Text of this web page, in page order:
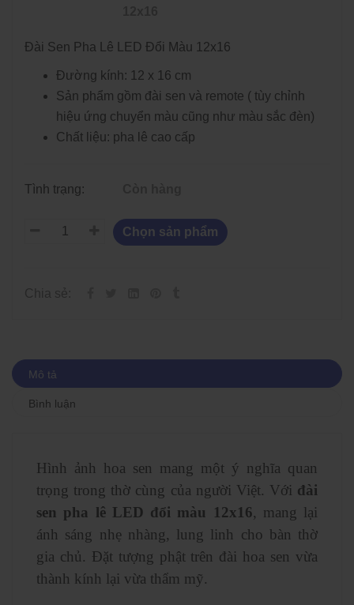
Đài Sen Pha Lê LED Đổi Màu 12x16
Đường kính: 12 x 16 cm
Sản phẩm gồm đài sen và remote ( tùy chỉnh
hiệu ứng chuyển màu cũng như màu sắc đèn)
Chất liệu: pha lê cao cấp
Tình trạng:
Chọn sản phẩm
Mô tả
Bình luận
Hình ảnh hoa sen mang một ý nghĩa quan
trọng trong thờ cùng của người Việt. Với đài
sen pha lê LED đổi màu 12x16, mang lại
ánh sáng nhẹ nhàng, lung linh cho bàn thờ
gia chủ. Đặt tượng phật trên đài hoa sen vừa
thành kính lại vừa thẩm mỹ.